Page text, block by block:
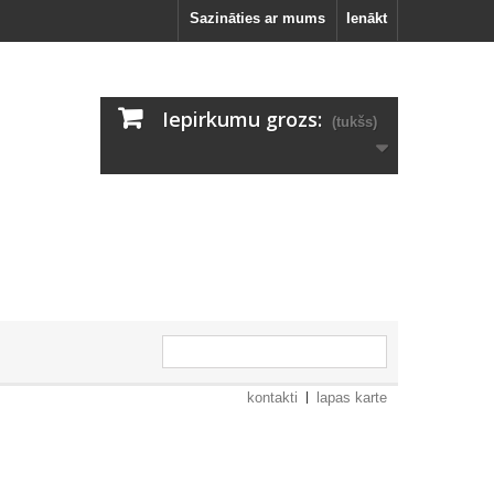
Ienākt
Sazināties ar mums
Iepirkumu grozs: (tukšs)
kontakti lapas karte